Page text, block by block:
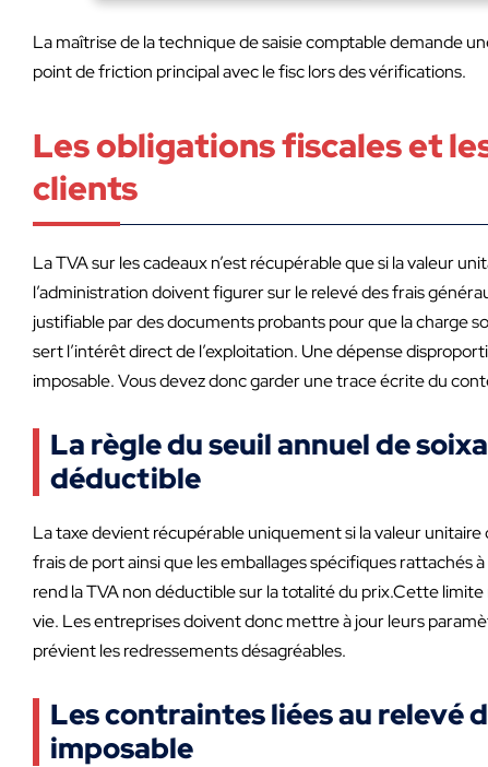
La maîtrise de la technique de saisie comptable demande
point de friction principal avec le fisc lors des vérifications.
Les obligations fiscales et
clients
La TVA sur les cadeaux n’est récupérable que si la valeur
l’administration doivent figurer sur le relevé des frais
justifiable par des documents probants pour que la charge
sert l’intérêt direct de l’exploitation. Une dépense
imposable. Vous devez donc garder une trace écrite du
La règle du seuil annuel de
déductible
La taxe devient récupérable uniquement si la valeur
frais de port ainsi que les emballages spécifiques rattachés
rend la TVA non déductible sur la totalité du prix.Cette
vie. Les entreprises doivent donc mettre à jour leurs
prévient les redressements désagréables.
Les contraintes liées au relevé
imposable